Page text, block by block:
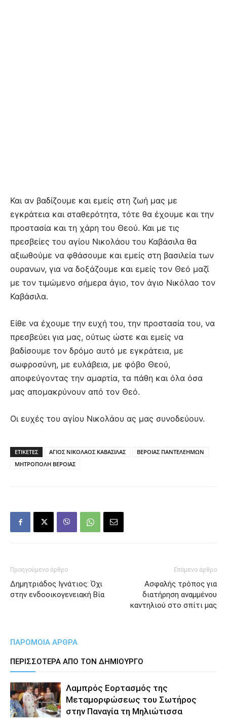
Και αν βαδίζουμε και εμείς στη ζωή μας με
εγκράτεια και στα­θερό­τητα, τότε θα έχουμε και την
προ­στασία και τη χάρη του Θεού. Και με τις
πρεσβείες του αγίου Νικο­λάου του Καβάσιλα θα
αξιωθούμε να φθάσουμε και εμείς στη βασι­λεία των
ουρα­νων, για να δοξά­ζου­με και εμείς τον Θεό μαζί
με τον τιμώμενο σήμερα άγιο, τον άγιο Νι­κόλαο τον
Καβάσιλα.
Είθε να έχουμε την ευχή του, την προστασία του, να
πρεσβεύει για μας, ούτως ώστε και εμείς να
βαδίσουμε τον δρόμο αυτό με εγκράτεια, με
σωφροσύνη, με ευλάβεια, με φόβο Θεού,
αποφεύγοντας την αμαρτία, τα πάθη και όλα όσα
μας απομακρύνουν από τον Θεό.
Οι ευχές του αγίου Νικολάου ας μας συνοδεύουν.
ΕΤΙΚΕΤΕΣ ΑΓΙΟΣ ΝΙΚΟΛΑΟΣ ΚΑΒΑΣΙΛΑΣ
ΒΕΡΟΙΑΣ ΠΑΝΤΕΛΕΗΜΩΝ
ΜΗΤΡΟΠΟΛΗ ΒΕΡΟΙΑΣ
Προηγούμενο άρθρο
Δημητριάδος Ιγνάτιος: Όχι
στην ενδοοικογενειακή Βία
Επόμενο άρθρο
Aσφαλής τρόπος για
διατήρηση αναμμένου
καντηλιού στο σπίτι μας
ΠΑΡΟΜΟΙΑ ΑΡΘΡΑ
ΠΕΡΙΣΣΟΤΕΡΑ ΑΠΟ ΤΟΝ ΔΗΜΙΟΥΡΓΟ
Λαμπρός Εορτασμός της
Μεταμορφώσεως του Σωτήρος
στην Παναγία τη Μηλιώτισσα